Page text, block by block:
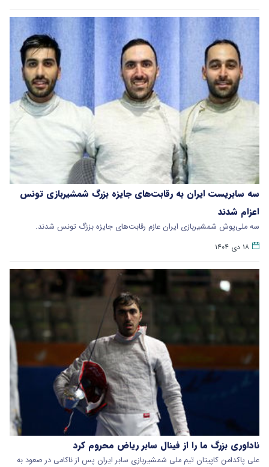
سه سابریست ایران به رقابت‌های جایزه بزرگ شمشیربازی تونس
اعزام شدند
سه ملی‌پوش شمشیربازی ایران عازم رقابت‌های جایزه بززگ تونس شدند.
۱۸ دی ۱۴۰۴
ناداوری بزرگ ما را از فینال سابر ریاض محروم کرد
علی پاکدامن کاپیتان تیم ملی شمشیربازی سابر ایران پس از ناکامی در صعود به